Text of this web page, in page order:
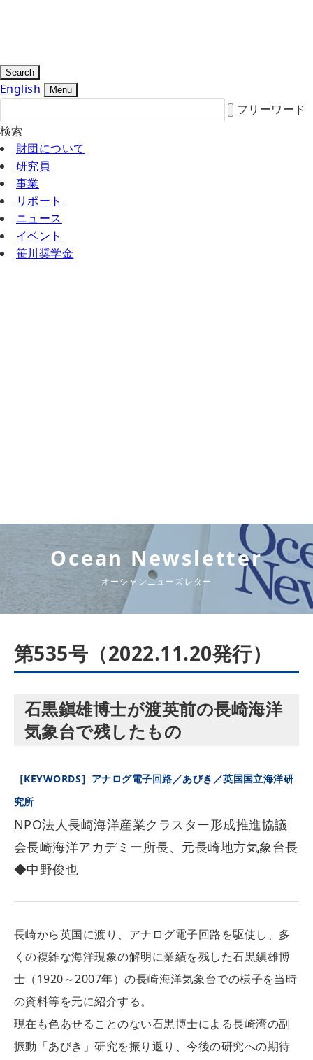
Search
English Menu
フリーワード
検索
財団について
研究員
事業
リポート
ニュース
イベント
笹川奨学金
Ocean Newsletter
オーシャンニューズレター
第535号（2022.11.20発行）
石黒鎭雄博士が渡英前の長崎海洋
気象台で残したもの
［KEYWORDS］アナログ電子回路／あびき／英国国立海洋研
究所
NPO法人長崎海洋産業クラスター形成推進協議
会長崎海洋アカデミー所長、元長崎地方気象台長
◆中野俊也
長崎から英国に渡り、アナログ電子回路を駆使し、多
くの複雑な海洋現象の解明に業績を残した石黒鎭雄博
士（1920～2007年）の長崎海洋気象台での様子を当時
の資料等を元に紹介する。
現在も色あせることのない石黒博士による長崎湾の副
振動「あびき」研究を振り返り、今後の研究への期待